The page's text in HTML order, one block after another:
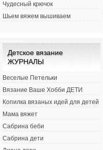
Чудесный крючок
Шьем вяжем вышиваем
Детское вязание
ЖУРНАЛЫ
Веселые Петельки
Вязание Ваше Хобби ДЕТИ
Копилка вязаных идей для детей
Мама вяжет
Сабрина беби
Сабрина дети